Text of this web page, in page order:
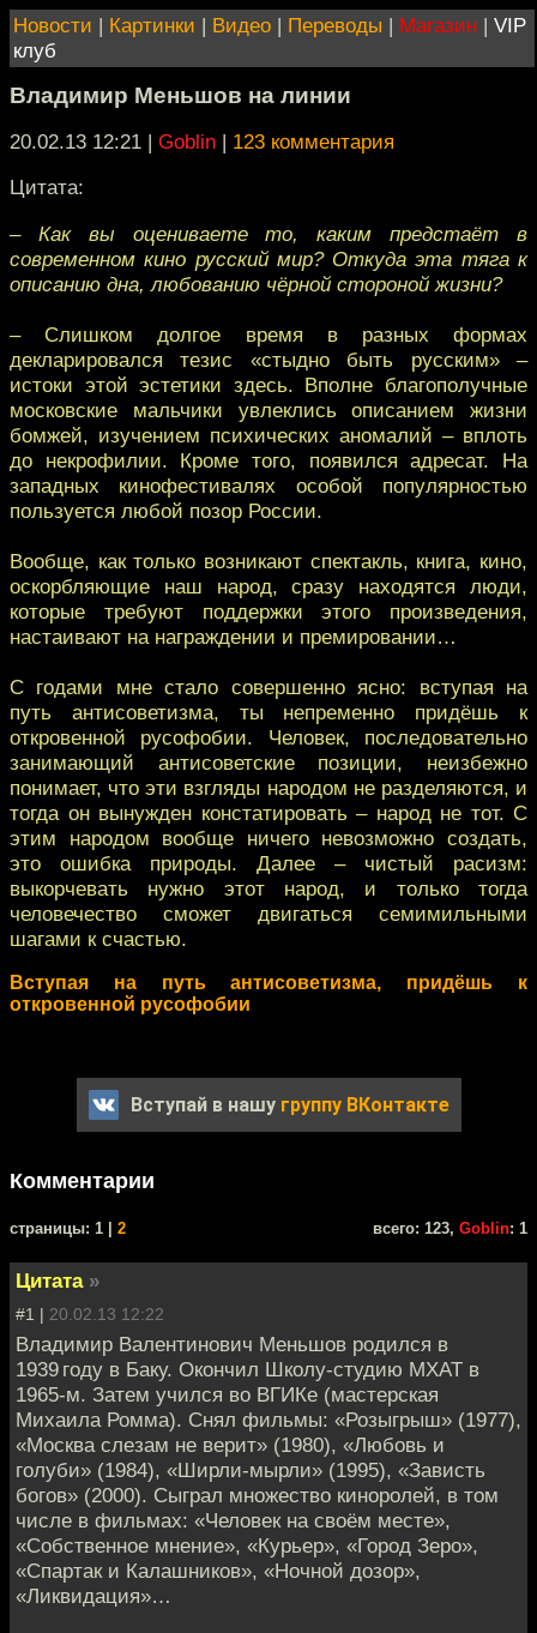
Новости | Картинки | Видео | Переводы | Магазин | VIP
клуб
Владимир Меньшов на линии
20.02.13 12:21 | Goblin | 123 комментария
Цитата:
– Как вы оцениваете то, каким предстаёт в
современном кино русский мир? Откуда эта тяга к
описанию дна, любованию чёрной стороной жизни?
– Слишком долгое время в разных формах
декларировался тезис «стыдно быть русским» –
истоки этой эстетики здесь. Вполне благополучные
московские мальчики увлеклись описанием жизни
бомжей, изучением психических аномалий – вплоть
до некрофилии. Кроме того, появился адресат. На
западных кинофестивалях особой популярностью
пользуется любой позор России.
Вообще, как только возникают спектакль, книга, кино,
оскорбляющие наш народ, сразу находятся люди,
которые требуют поддержки этого произведения,
настаивают на награждении и премировании…
С годами мне стало совершенно ясно: вступая на
путь антисоветизма, ты непременно придёшь к
откровенной русофобии. Человек, последовательно
занимающий антисоветские позиции, неизбежно
понимает, что эти взгляды народом не разделяются, и
тогда он вынужден констатировать – народ не тот. С
этим народом вообще ничего невозможно создать,
это ошибка природы. Далее – чистый расизм:
выкорчевать нужно этот народ, и только тогда
человечество сможет двигаться семимильными
шагами к счастью.
Вступая на путь антисоветизма, придёшь к
откровенной русофобии
Вступай в нашу группу ВКонтакте
Комментарии
cтраницы: 1 | 2 всего: 123, Goblin: 1
Цитата »
#1 | 20.02.13 12:22
Владимир Валентинович Меньшов родился в
1939 году в Баку. Окончил Школу-студию МХАТ в
1965-м. Затем учился во ВГИКе (мастерская
Михаила Ромма). Снял фильмы: «Розыгрыш» (1977),
«Москва слезам не верит» (1980), «Любовь и
голуби» (1984), «Ширли-мырли» (1995), «Зависть
богов» (2000). Сыграл множество киноролей, в том
числе в фильмах: «Человек на своём месте»,
«Собственное мнение», «Курьер», «Город Зеро»,
«Спартак и Калашников», «Ночной дозор»,
«Ликвидация»…